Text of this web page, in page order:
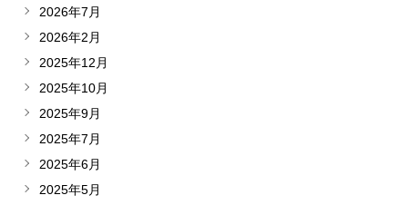
2026年7月
2026年2月
2025年12月
2025年10月
2025年9月
2025年7月
2025年6月
2025年5月